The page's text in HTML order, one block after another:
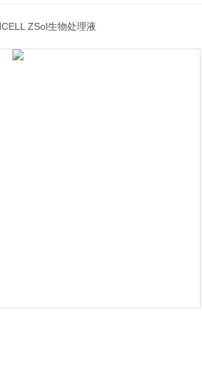
ZSol生物处理液